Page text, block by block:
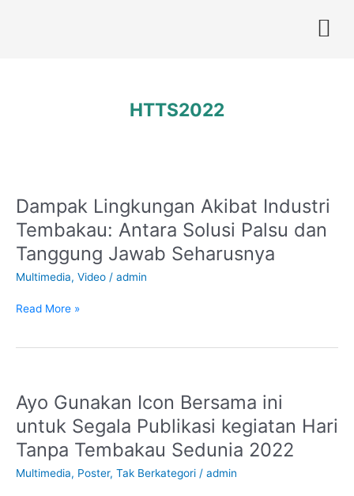
HTTS2022
Dampak Lingkungan Akibat Industri
Tembakau: Antara Solusi Palsu dan
Tanggung Jawab Seharusnya
Multimedia, Video / admin
Dampak
Lingkungan
Akibat
Industri
Tembakau:
Antara
Palsu
Read More »
Ayo Gunakan Icon Bersama ini
untuk Segala Publikasi kegiatan Hari
Tanpa Tembakau Sedunia 2022
Multimedia, Poster, Tak Berkategori / admin
Ayo
Gunakan
Icon
Bersama
untuk